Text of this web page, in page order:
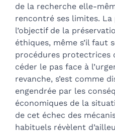
de la recherche elle-
rencontré ses limites.
l’objectif de la
éthiques, même s’il faut
procédures protectrices
céder le pas face à
revanche, s’est comme
engendrée par les
économiques de la
de cet échec des
habituels révèlent